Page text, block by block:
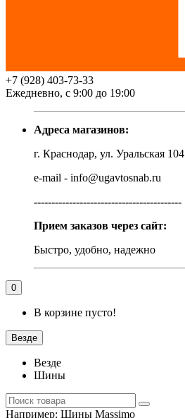
+7 (928) 403-73-33
Ежедневно, с 9:00 до 19:00
Адреса магазинов:
г. Краснодар, ул. Уральская 104
e-mail - info@ugavtosnab.ru
------------------------------------------
Прием заказов через сайт:
Быстро, удобно, надежно
0
В корзине пусто!
Везде
Везде
Шины
Например: Шины Massimo